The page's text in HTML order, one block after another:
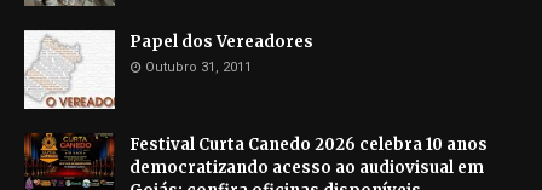
Papel dos Vereadores
Outubro 31, 2011
Festival Curta Canedo 2026 celebra 10 anos
democratizando acesso ao audiovisual em